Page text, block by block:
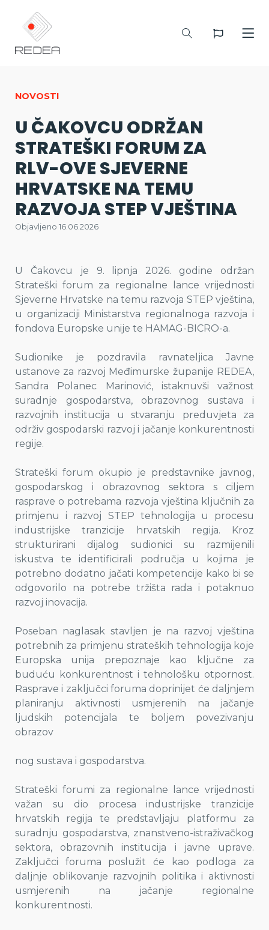
NOVOSTI
U ČAKOVCU ODRŽAN
STRATEŠKI FORUM ZA
RLV-OVE SJEVERNE
HRVATSKE NA TEMU
RAZVOJA STEP VJEŠTINA
Objavljeno 16.06.2026
U Čakovcu je 9. lipnja 2026. godine održan
Strateški forum za regionalne lance vrijednosti
Sjeverne Hrvatske na temu razvoja STEP vještina,
u organizaciji Ministarstva regionalnoga razvoja i
fondova Europske unije te HAMAG-BICRO-a.
Sudionike je pozdravila ravnateljica Javne
ustanove za razvoj Međimurske županije REDEA,
Sandra Polanec Marinović, istaknuvši važnost
suradnje gospodarstva, obrazovnog sustava i
razvojnih institucija u stvaranju preduvjeta za
održiv gospodarski razvoj i jačanje konkurentnosti
regije.
Strateški forum okupio je predstavnike javnog,
gospodarskog i obrazovnog sektora s ciljem
rasprave o potrebama razvoja vještina ključnih za
primjenu i razvoj STEP tehnologija u procesu
industrijske tranzicije hrvatskih regija. Kroz
strukturirani dijalog sudionici su razmijenili
iskustva te identificirali područja u kojima je
potrebno dodatno jačati kompetencije kako bi se
odgovorilo na potrebe tržišta rada i potaknuo
razvoj inovacija.
Poseban naglasak stavljen je na razvoj vještina
potrebnih za primjenu strateških tehnologija koje
Europska unija prepoznaje kao ključne za
buduću konkurentnost i tehnološku otpornost.
Rasprave i zaključci foruma doprinijet će daljnjem
planiranju aktivnosti usmjerenih na jačanje
ljudskih potencijala te boljem povezivanju
obrazov
nog sustava i gospodarstva.
Strateški forumi za regionalne lance vrijednosti
važan su dio procesa industrijske tranzicije
hrvatskih regija te predstavljaju platformu za
suradnju gospodarstva, znanstveno-istraživačkog
sektora, obrazovnih institucija i javne uprave.
Zaključci foruma poslužit će kao podloga za
daljnje oblikovanje razvojnih politika i aktivnosti
usmjerenih na jačanje regionalne
konkurentnosti.